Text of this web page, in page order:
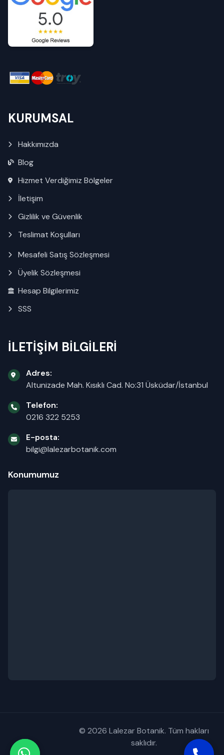
KURUMSAL
Hakkımızda
Blog
Hizmet Verdiğimiz Bölgeler
İletişim
Gizlilik ve Güvenlik
Teslimat Koşulları
Mesafeli Satış Sözleşmesi
Üyelik Sözleşmesi
Hesap Bilgilerimiz
SSS
İLETİŞİM BİLGİLERİ
Adres:
Altunizade Mah. Kısıklı Cad. No:31 Üsküdar/İstanbul
Telefon:
0216 322 5253
E-posta:
bilgi@lalezarbotanik.com
Konumumuz
© 2026 Lalezar Botanik. Tüm hakları
saklıdır.